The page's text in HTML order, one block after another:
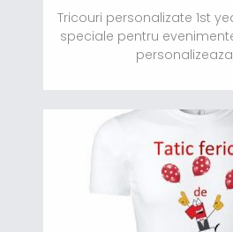
Tricouri personalizate 1st
speciale pentru
personalizeaza